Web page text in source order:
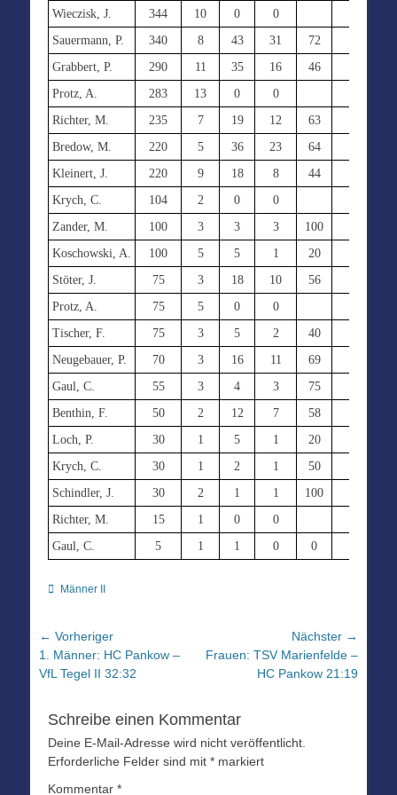
Wieczisk, J.
344 10 0 0
Sauermann, P.
340 8 43 31 72
Grabbert, P.
290 11 35 16 46
Protz, A.
283 13 0 0
Richter, M.
235 7 19 12 63
Bredow, M.
220 5 36 23 64
Kleinert, J.
220 9 18 8 44
Krych, C.
104 2 0 0
Zander, M.
100 3 3 3 100
Koschowski, A.
100 5 5 1 20
Stöter, J.
75 3 18 10 56
Protz, A.
75 5 0 0
Tischer, F.
75 3 5 2 40
Neugebauer, P.
70 3 16 11 69
Gaul, C.
55 3 4 3 75
Benthin, F.
50 2 12 7 58
Loch, P.
30 1 5 1 20
Krych, C.
30 1 2 1 50
Schindler, J.
30 2 1 1 100
Richter, M.
15 1 0 0
Gaul, C.
5 1 1 0 0
Kategorien
Männer II
Beitragsnavigation
← Vorheriger
Vorheriger
Beitrag:
1. Männer: HC Pankow –
VfL Tegel II 32:32
Nächster →
Nächster
Frauen: TSV Marienfelde –
HC Pankow 21:19
Schreibe einen Kommentar
Deine E-Mail-Adresse wird nicht veröffentlicht.
Erforderliche Felder sind mit * markiert
Kommentar *